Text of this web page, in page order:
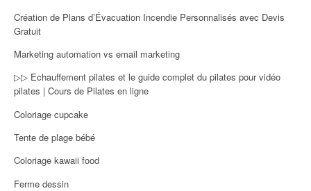
Création de Plans d’Évacuation Incendie Personnalisés avec Devis
Gratuit
Marketing automation vs email marketing
▷▷ Echauffement pilates et le guide complet du pilates pour vidéo
pilates | Cours de Pilates en ligne
Coloriage cupcake
Tente de plage bébé
Coloriage kawaii food
Ferme dessin